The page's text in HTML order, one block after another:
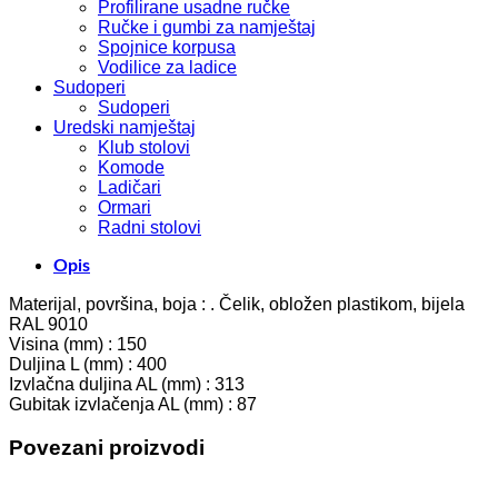
Profilirane usadne ručke
Ručke i gumbi za namještaj
Spojnice korpusa
Vodilice za ladice
Sudoperi
Sudoperi
Uredski namještaj
Klub stolovi
Komode
Ladičari
Ormari
Radni stolovi
Opis
Materijal, površina, boja : . Čelik, obložen plastikom, bijela
RAL 9010
Visina (mm) : 150
Duljina L (mm) : 400
Izvlačna duljina AL (mm) : 313
Gubitak izvlačenja AL (mm) : 87
Povezani proizvodi